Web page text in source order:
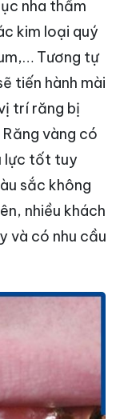
nha thẩm
kim loại quý
Tương tự
tiến hành mài
trí răng bị
vàng có
lực tốt tuy
sắc không
nhiều khách
và có nhu cầu